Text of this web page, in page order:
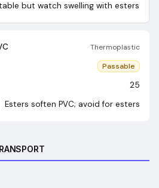
but watch swelling with esters
Thermoplastic
Passable
25
Esters soften PVC; avoid for esters